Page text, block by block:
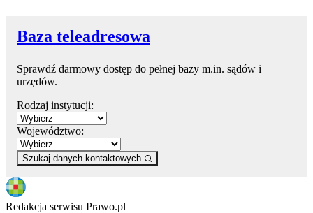
Baza teleadresowa
Sprawdź darmowy dostęp do pełnej bazy m.in. sądów i
urzędów.
Rodzaj instytucji:
Województwo:
Szukaj danych kontaktowych
Redakcja serwisu Prawo.pl